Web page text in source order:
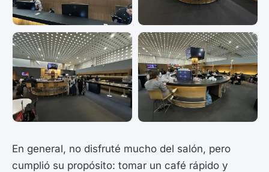
En general, no disfruté mucho del salón, pero
cumplió su propósito: tomar un café rápido y